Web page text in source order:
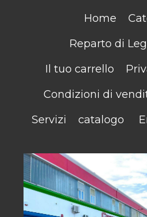
Home
Reparto di
Il tuo carrello
Condizioni di
Servizi
catalogo